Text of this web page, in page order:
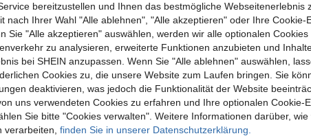
3 Stücke weiche Mini-Basketbälle + 1 Stück Handluftpumpe, geruchlose Bälle aus neuem PVC-Material, geeignet für Hallenbasketball, Outdoor-Sport, Outdoor-Spiele, Rasenspiele, perfektes Geschenk
SIANGON 1 Stück gemusterter PU Basketball, langanhaltend für das Training, geeignet für Innen- und Außenbereich, Geschenk für Männer und Frauen, Schulanfang
9 übrig
17,87€
12 übrig
17,20€
bereitzustellen und Ihnen das bestmögliche Webseitenerlebnis
nach Ihrer Wahl "Alle ablehnen", "Alle akzeptieren" oder Ihre Cookie-
Sie "Alle akzeptieren" auswählen, werden wir alle optionalen
zu analysieren, erweiterte Funktionen anzubieten und
bei SHEIN anzupassen. Wenn Sie "Alle ablehnen" auswählen,
Cookies zu, die unsere Website zum Laufen bringen. Sie
deaktivieren, was jedoch die Funktionalität der Website
uns verwendeten Cookies zu erfahren und Ihre optionalen Cookie-
Sie bitte "Cookies verwalten". Weitere Informationen darüber,
verarbeiten, finden Sie in unserer Datenschutzerklärung.